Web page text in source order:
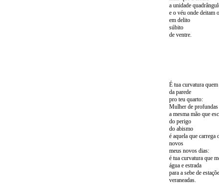
a unidade
e o véu onde deitam
em delito
súbito
de ventre.
É tua curvatura
da parede
pro teu quarto:
Mulher de
a mesma mão que
do perigo
do abismo
é aquela que carrega
novos
meus novos dias:
é tua curvatura que
água e estrada
para a sebe de
veraneadas.